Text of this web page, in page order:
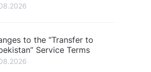
to the “Transfer to
Service Terms